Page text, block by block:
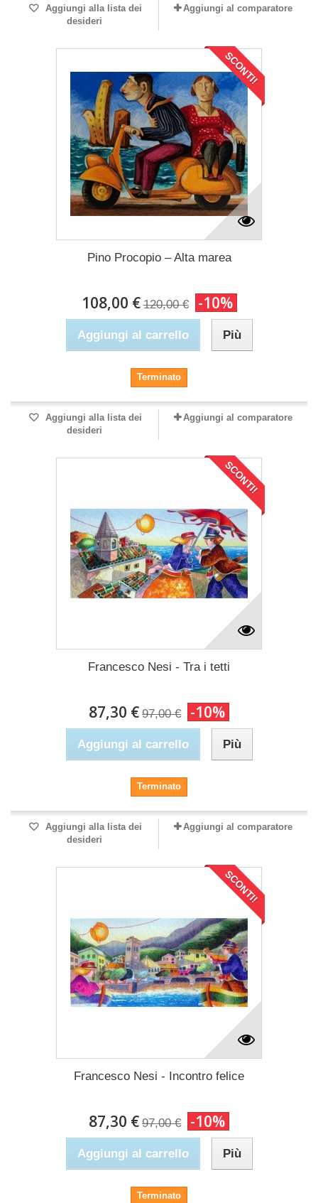
Aggiungi alla lista dei
desideri
Aggiungi al comparatore
SCONTI!
Pino Procopio – Alta marea
108,00 € 120,00 € -10%
Aggiungi al carrello Più
Terminato
Aggiungi alla lista dei
desideri
Aggiungi al comparatore
SCONTI!
Francesco Nesi - Tra i tetti
87,30 € 97,00 € -10%
Aggiungi al carrello Più
Terminato
Aggiungi alla lista dei
desideri
Aggiungi al comparatore
SCONTI!
Francesco Nesi - Incontro felice
87,30 € 97,00 € -10%
Aggiungi al carrello Più
Terminato